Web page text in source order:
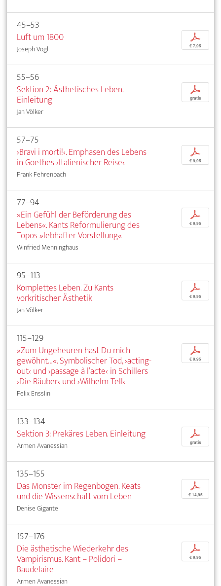
45–53
Luft um 1800
Joseph Vogl
p
€ 7,95
55–56
Sektion 2: Ästhetisches Leben.
Einleitung
Jan Völker
p
gratis
57–75
›Bravi i morti!‹. Emphasen des Lebens
in Goethes ›Italienischer Reise‹
Frank Fehrenbach
p
€ 9,95
77–94
»Ein Gefühl der Beförderung des
Lebens«. Kants Reformulierung des
Topos »lebhafter Vorstellung«
Winfried Menninghaus
p
€ 9,95
95–113
Komplettes Leben. Zu Kants
vorkritischer Ästhetik
Jan Völker
p
€ 9,95
115–129
»Zum Ungeheuren hast Du mich
gewöhnt…«. Symbolischer Tod, ›acting-
out‹ und ›passage à l’acte‹ in Schillers
›Die Räuber‹ und ›Wilhelm Tell‹
Felix Ensslin
p
€ 9,95
133–134
Sektion 3: Prekäres Leben. Einleitung
Armen Avanessian
p
gratis
135–155
Das Monster im Regenbogen. Keats
und die Wissenschaft vom Leben
Denise Gigante
p
€ 14,95
157–176
Die ästhetische Wiederkehr des
Vampirismus. Kant – Polidori –
Baudelaire
Armen Avanessian
p
€ 9,95